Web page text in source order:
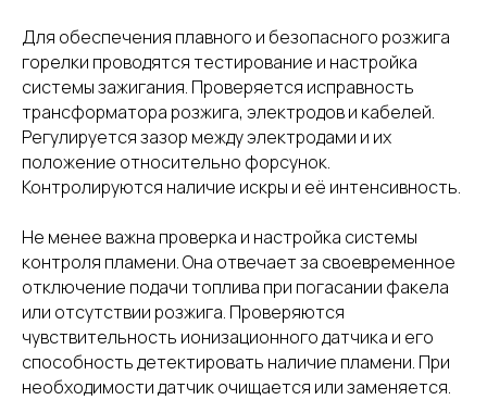
Для обеспечения плавного и безопасного розжига
горелки проводятся тестирование и настройка
системы зажигания. Проверяется исправность
трансформатора розжига, электродов и кабелей.
Регулируется зазор между электродами и их
положение относительно форсунок.
Контролируются наличие искры и её интенсивность.
Не менее важна проверка и настройка системы
контроля пламени. Она отвечает за своевременное
отключение подачи топлива при погасании факела
или отсутствии розжига. Проверяются
чувствительность ионизационного датчика и его
способность детектировать наличие пламени. При
необходимости датчик очищается или заменяется.